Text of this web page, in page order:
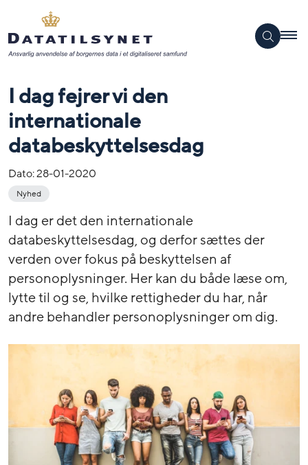
I dag fejrer vi den
internationale
databeskyttelsesdag
Dato:28-01-2020
Nyhed
I dag er det den internationale
databeskyttelsesdag, og derfor sættes der
verden over fokus på beskyttelsen af
personoplysninger. Her kan du både læse om,
lytte til og se, hvilke rettigheder du har, når
andre behandler personoplysninger om dig.